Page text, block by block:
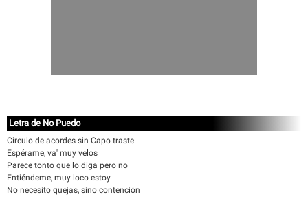
Letra de No Puedo
Circulo de acordes sin Capo traste
Espérame, va' muy velos
Parece tonto que lo diga pero no
Entiéndeme, muy loco estoy
No necesito quejas, sino contención